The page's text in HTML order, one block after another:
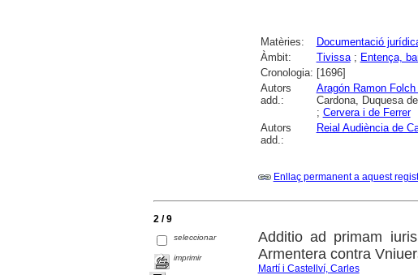
Matèries: Documentació
Àmbit:
Tivissa; Entença,
Cronologia: [1696]
Autors
add.:
Aragón Ramon
Cardona, Duquesa
; Cervera i de Ferrer
Autors
add.:
Reial Audiència de
Enllaç permanent a aquest
2 / 9
seleccionar
imprimir
Additio ad primam
Armentera contra
Martí i Castellví, Carles